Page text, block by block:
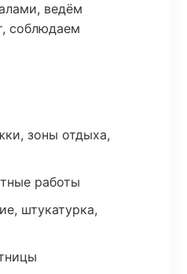
ведём
соблюдаем
зоны отдыха,
работы
штукатурка,